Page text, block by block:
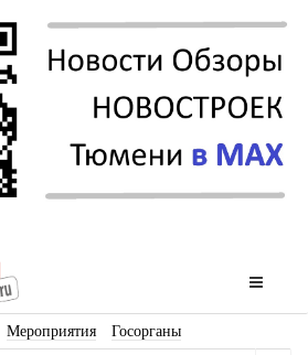
Мероприятия Госорганы